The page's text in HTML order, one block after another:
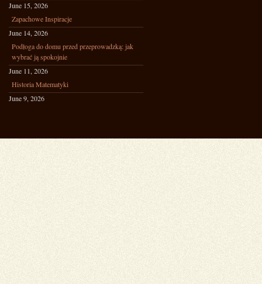
June 15, 2026
Zapachowe Inspiracje
June 14, 2026
Podłoga do domu przed przeprowadzką: jak
wybrać ją spokojnie
June 11, 2026
Historia Matematyki
June 9, 2026